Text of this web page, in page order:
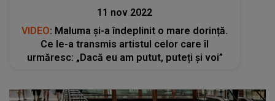
11 nov 2022
VIDEO: Maluma și-a îndeplinit o mare dorință.
Ce le-a transmis artistul celor care îl
urmăresc: „Dacă eu am putut, puteți și voi”